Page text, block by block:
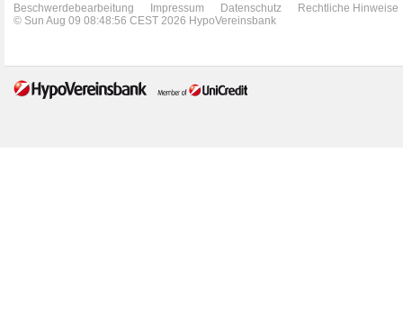
Beschwerdebearbeitung Impressum Datenschutz
Rechtliche Hinweise
© Sun Aug 09 08:48:56 CEST 2026 HypoVereinsbank